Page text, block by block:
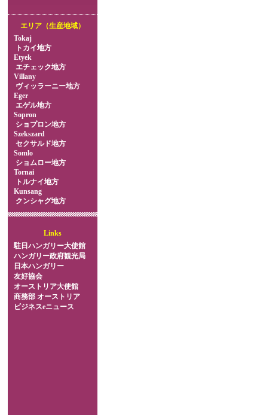
エリア（生産地域）
Tokaj
トカイ地方
Etyek
エチェック地方
Villany
ヴィッラーニー地方
Eger
エゲル地方
Sopron
ショプロン地方
Szekszard
セクサルド地方
Somlo
ショムロー地方
Tornai
トルナイ地方
Kunsang
クンシャグ地方
Links
駐日ハンガリー大使館
ハンガリー政府観光局
日本ハンガリー
友好協会
オーストリア大使館
商務部 オーストリア
ビジネスeニュース